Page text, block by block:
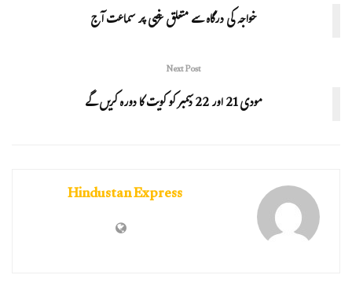
خواجہ کی درگاہ سے متعلق عرضی پر سماعت آج
Next Post
مودی 21 اور 22 دسمبر کو کویت کا دورہ کریں گے
Hindustan Express